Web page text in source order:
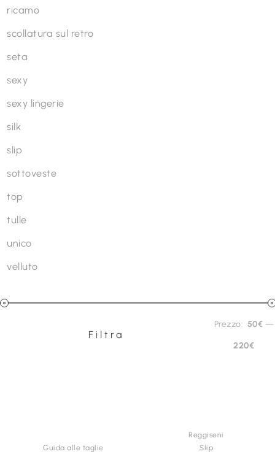
ricamo
scollatura sul retro
seta
sexy
sexy lingerie
silk
slip
sottoveste
top
tulle
unico
velluto
Filtra
Prezzo: 50€ —
220€
Guida alle taglie
Reggiseni
Slip